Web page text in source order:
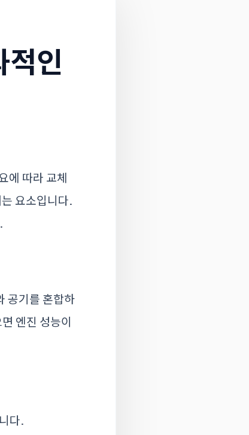
적인
에 따라 교체
요소입니다.
공기를 혼합하
엔진 성능이
다.